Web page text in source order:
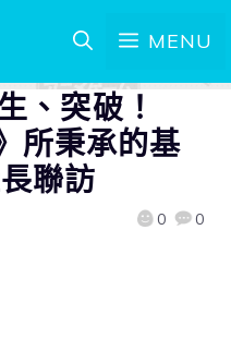
MENU
、突破！
所秉承的基
聯訪
0 0